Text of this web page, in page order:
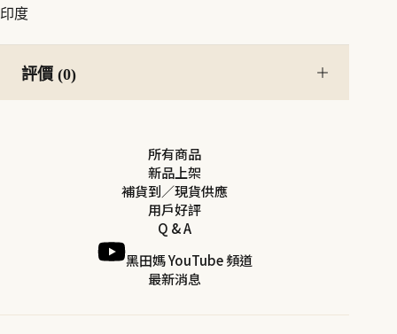
印度
評價 (0)
所有商品
新品上架
補貨到／現貨供應
用戶好評
Q & A
黑田媽 YouTube 頻道
最新消息